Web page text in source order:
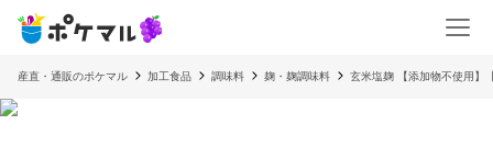
産直・通販のポケマル 加工食品 調味料 麹・麹調味料 玄米塩麹 【添加物不使用】